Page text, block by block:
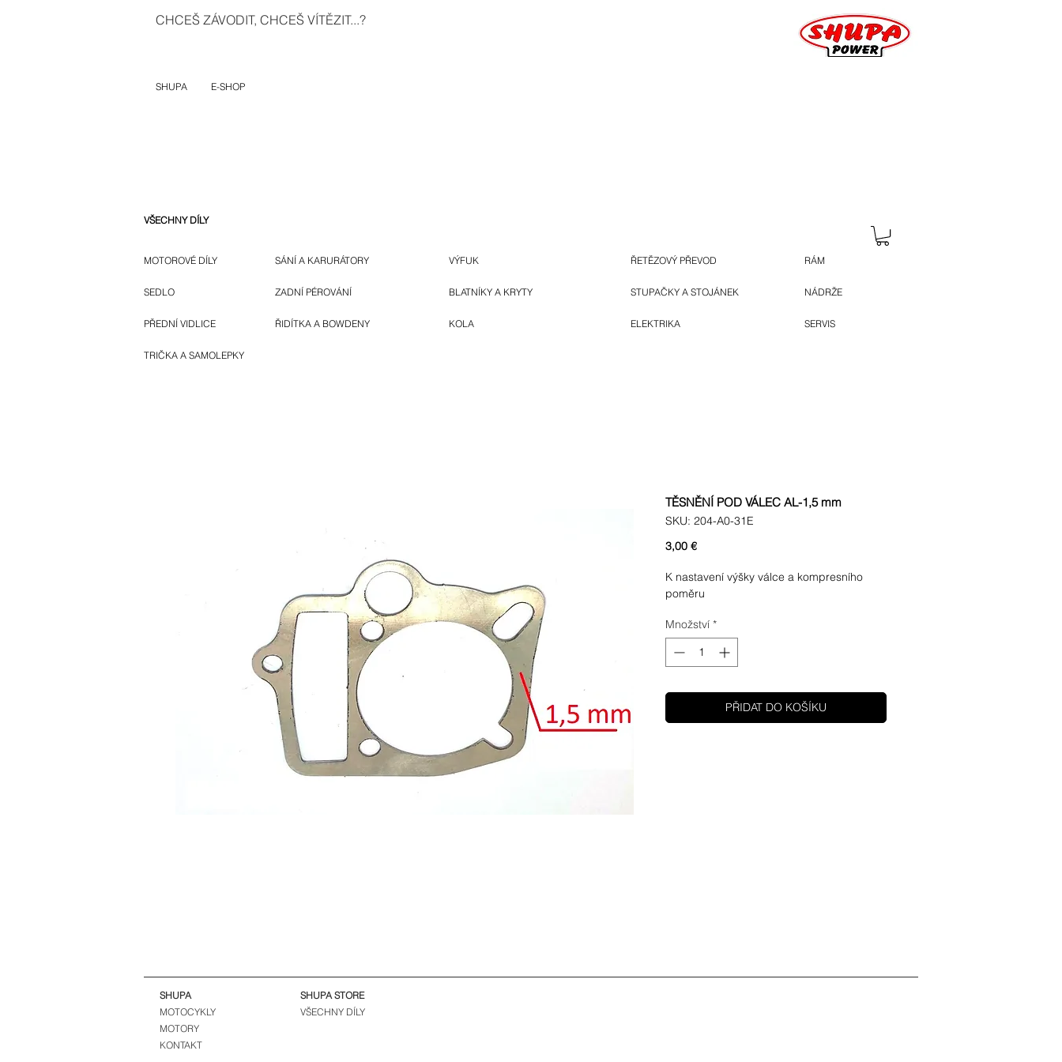
CHCEŠ ZÁVODIT, CHCEŠ VÍTĚZIT...?
SHUPA E-SHOP
VŠECHNY DÍLY
MOTOROVÉ DÍLY
SEDLO
PŘEDNÍ VIDLICE
SÁNÍ A KARURÁTORY
ZADNÍ PÉROVÁNÍ
ŘIDÍTKA A BOWDENY
VÝFUK
BLATNÍKY A KRYTY
KOLA
ŘETĚZOVÝ PŘEVOD
STUPAČKY A STOJÁNEK
ELEKTRIKA
RÁM
NÁDRŽE
SERVIS
TRIČKA A SAMOLEPKY
TĚSNĚNÍ POD VÁLEC AL-1,5 mm
SKU: 204-A0-31E
3,00 €Cena
K nastavení výšky válce a kompresního
poměru
Množství *
PŘIDAT DO KOŠÍKU
SHUPA
MOTOCYKLY
MOTORY
KONTAKT
SHUPA STORE
VŠECHNY DÍLY